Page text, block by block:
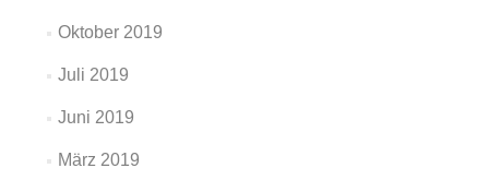
Oktober 2019
Juli 2019
Juni 2019
März 2019